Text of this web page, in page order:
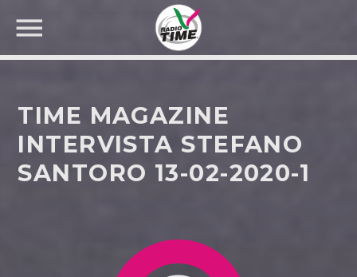
CERCA NEL SITO WEB:
TIME MAGAZINE
INTERVISTA STEFANO
SANTORO 13-02-2020-1